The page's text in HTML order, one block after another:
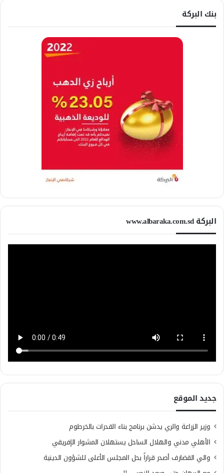
بنك البركة
البركة www.albaraka.com.sd
جديد الموقع
وزير الزراعة والري يدشن برنامج بناء القدرات بالخرطوم
الأهلي مدني والهلال الساحل يستهلان المشوار الإفريقي
والي القضارف أصدر قراراً بحل المجلس الأعلى للشؤون الدينية